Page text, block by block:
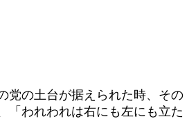
党の土台が据えられた時、その
「われわれは右にも左にも立た